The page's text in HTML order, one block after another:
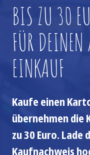
BIS ZU 30
FÜR
EINKAUF
Kaufe einen
übernehmen die
zu 30 Euro. Lade
Kaufnachweis